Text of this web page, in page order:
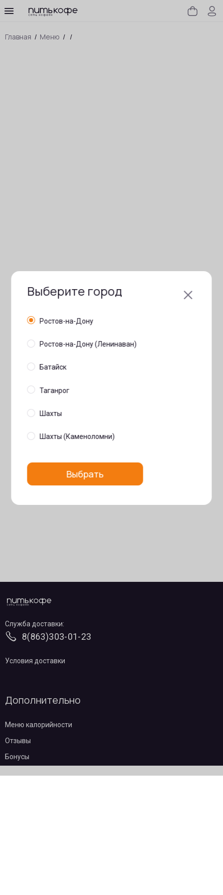
Главная / Меню / /
Служба доставки:
8(863)303-01-23
Условия доставки
Дополнительно
Меню калорийности
Отзывы
Бонусы
Выберите город
Ростов-на-Дону
Ростов-на-Дону (Ленинаван)
Батайск
Таганрог
Шахты
Шахты (Каменоломни)
Выбрать